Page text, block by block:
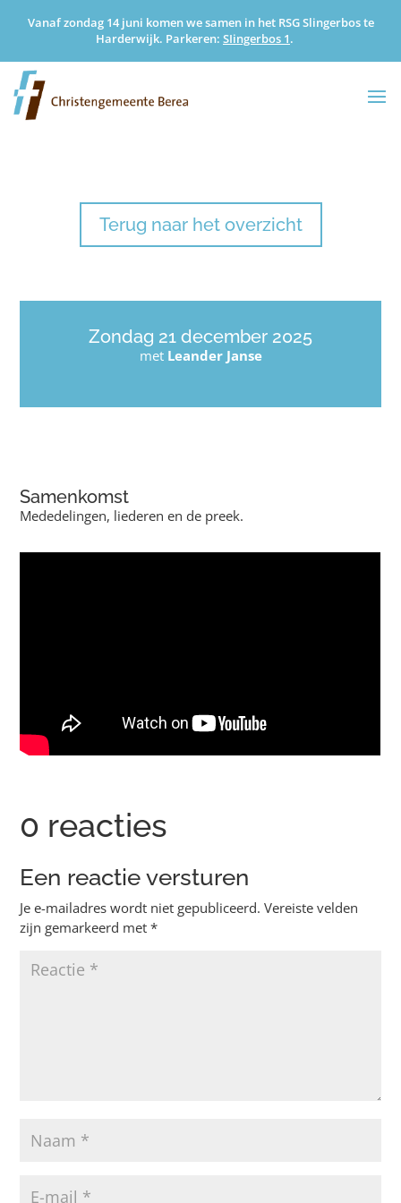
Vanaf zondag 14 juni komen we samen in het RSG Slingerbos te
Harderwijk. Parkeren: SIingerbos 1.
Terug naar het overzicht
Zondag 21 december 2025
met Leander Janse
Samenkomst
Mededelingen, liederen en de preek.
0 reacties
Een reactie versturen
Je e-mailadres wordt niet gepubliceerd. Vereiste velden
zijn gemarkeerd met*